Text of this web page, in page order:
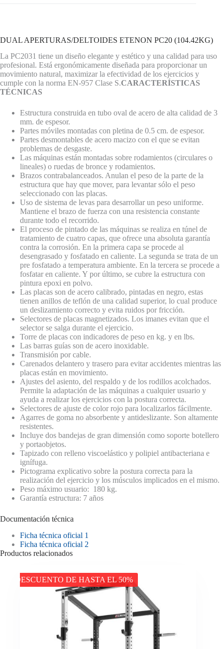
DUAL APERTURAS/DELTOIDES ETENON PC20 (104.42KG)
La PC2031 tiene un diseño elegante y estético y una calidad para uso
profesional. Está ergonómicamente diseñada para proporcionar un
movimiento natural, maximizar la efectividad de los ejercicios y
cumple con la norma EN-957 Clase S.CARACTERÍSTICAS
TÉCNICAS
Estructura construida en tubo oval de acero de alta calidad de 3
mm. de espesor.
Partes móviles montadas con pletina de 0.5 cm. de espesor.
Partes desmontables de acero macizo con el que se evitan
problemas de desgaste.
Las máquinas están montadas sobre rodamientos (circulares o
lineales) o ruedas de bronce y rodamientos.
Brazos contrabalanceados. Anulan el peso de la parte de la
estructura que hay que mover, para levantar sólo el peso
seleccionado con las placas.
Uso de sistema de levas para desarrollar un peso uniforme.
Mantiene el brazo de fuerza con una resistencia constante
durante todo el recorrido.
El proceso de pintado de las máquinas se realiza en túnel de
tratamiento de cuatro capas, que ofrece una absoluta garantía
contra la corrosión. En la primera capa se procede al
desengrasado y fosfatado en caliente. La segunda se trata de un
pre fosfatado a temperatura ambiente. En la tercera se procede a
fosfatar en caliente. Y por último, se cubre la estructura con
pintura epoxi en polvo.
Las placas son de acero calibrado, pintadas en negro, estas
tienen anillos de teflón de una calidad superior, lo cual produce
un deslizamiento correcto y evita ruidos por fricción.
Selectores de placas magnetizados. Los imanes evitan que el
selector se salga durante el ejercicio.
Torre de placas con indicadores de peso en kg. y en lbs.
Las barras guías son de acero inoxidable.
Transmisión por cable.
Carenados delantero y trasero para evitar accidentes mientras las
placas están en movimiento.
Ajustes del asiento, del respaldo y de los rodillos acolchados.
Permite la adaptación de las máquinas a cualquier usuario y
ayuda a realizar los ejercicios con la postura correcta.
Selectores de ajuste de color rojo para localizarlos fácilmente.
Agarres de goma no absorbente y antideslizante. Son altamente
resistentes.
Incluye dos bandejas de gran dimensión como soporte botellero
y portaobjetos.
Tapizado con relleno viscoelástico y polipiel antibacteriana e
ignífuga.
Pictograma explicativo sobre la postura correcta para la
realización del ejercicio y los músculos implicados en el mismo.
Peso máximo usuario: 180 kg.
Garantía estructura: 7 años
Documentación técnica
Ficha técnica oficial 1
Ficha técnica oficial 2
Productos relacionados
DESCUENTO DE HASTA EL 50%